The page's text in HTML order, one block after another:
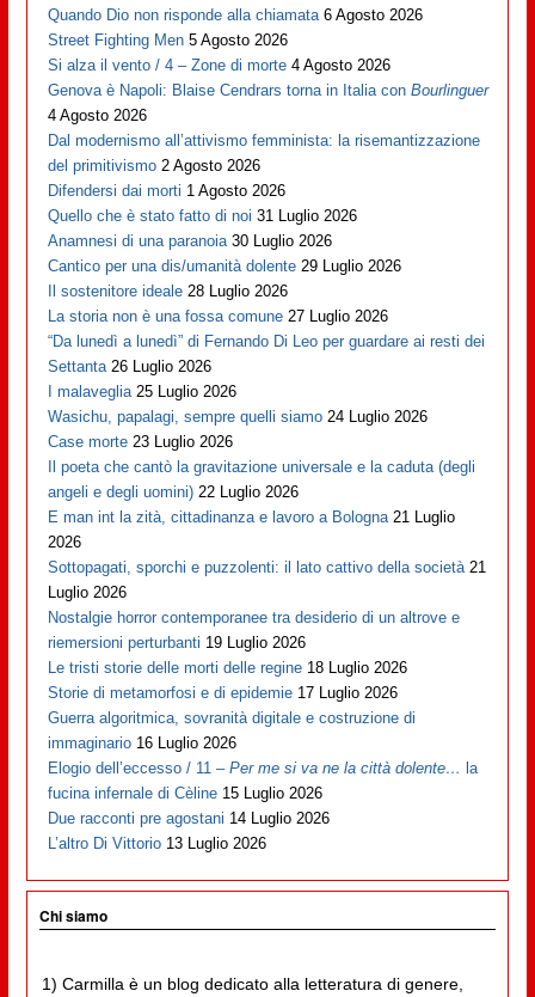
Quando Dio non risponde alla chiamata 6 Agosto 2026
Street Fighting Men 5 Agosto 2026
Si alza il vento / 4 – Zone di morte 4 Agosto 2026
Genova è Napoli: Blaise Cendrars torna in Italia conBourlinguer
4 Agosto 2026
Dal modernismo all’attivismo femminista: la risemantizzazione
del primitivismo 2 Agosto 2026
Difendersi dai morti 1 Agosto 2026
Quello che è stato fatto di noi 31 Luglio 2026
Anamnesi di una paranoia 30 Luglio 2026
Cantico per una dis/umanità dolente 29 Luglio 2026
Il sostenitore ideale 28 Luglio 2026
La storia non è una fossa comune 27 Luglio 2026
“Da lunedì a lunedì” di Fernando Di Leo per guardare ai resti dei
Settanta 26 Luglio 2026
I malaveglia 25 Luglio 2026
Wasichu, papalagi, sempre quelli siamo 24 Luglio 2026
Case morte 23 Luglio 2026
Il poeta che cantò la gravitazione universale e la caduta (degli
angeli e degli uomini) 22 Luglio 2026
E man int la zità, cittadinanza e lavoro a Bologna 21 Luglio
2026
Sottopagati, sporchi e puzzolenti: il lato cattivo della società 21
Luglio 2026
Nostalgie horror contemporanee tra desiderio di un altrove e
riemersioni perturbanti 19 Luglio 2026
Le tristi storie delle morti delle regine 18 Luglio 2026
Storie di metamorfosi e di epidemie 17 Luglio 2026
Guerra algoritmica, sovranità digitale e costruzione di
immaginario 16 Luglio 2026
Elogio dell’eccesso / 11 –Per me si va ne la città dolente… la
fucina infernale di Cèline 15 Luglio 2026
Due racconti pre agostani 14 Luglio 2026
L’altro Di Vittorio 13 Luglio 2026
Chi siamo
1) Carmilla è un blog dedicato alla letteratura di genere,